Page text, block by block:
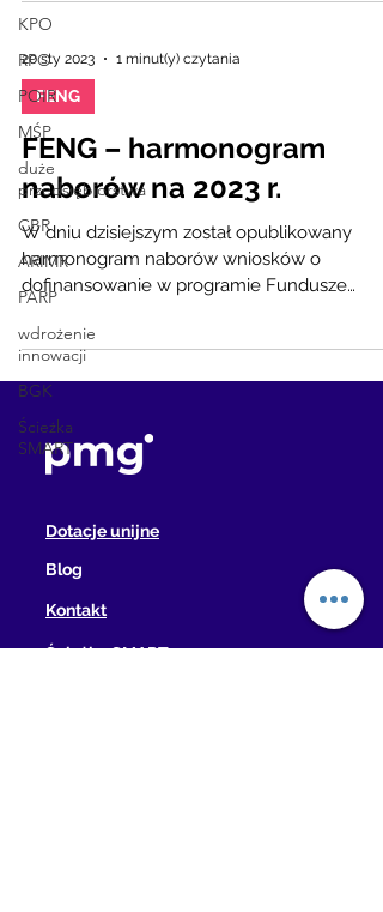
KPO
RPO
POIR
MŚP
duże
przedsiębiorstwa
CBR
ARIMR
PARP
wdrożenie
innowacji
BGK
Ścieżka
SMART
20 sty 2023 1 minut(y) czytania
FENG
FENG – harmonogram
naborów na 2023 r.
W dniu dzisiejszym został opublikowany
harmonogram naborów wniosków o
dofinansowanie w programie Fundusze
Dotacje unijne
Blog
Kontakt
Ścieżka SMART